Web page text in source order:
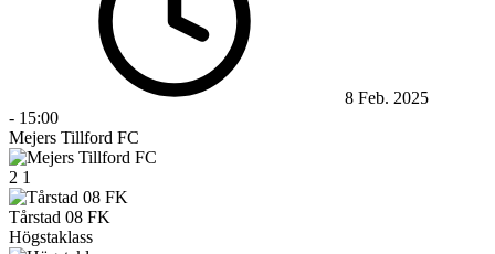
8 Feb. 2025
- 15:00
Mejers Tillford FC
2 1
Tårstad 08 FK
Högstaklass